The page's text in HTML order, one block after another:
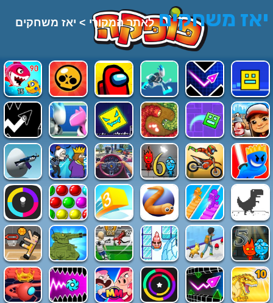
יאז משחקיםלאתר המקורי > יאז משחקים